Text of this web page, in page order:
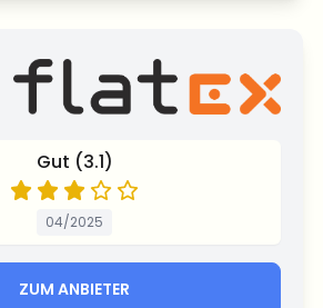
Gut (3.1)
04/2025
ZUM ANBIETER